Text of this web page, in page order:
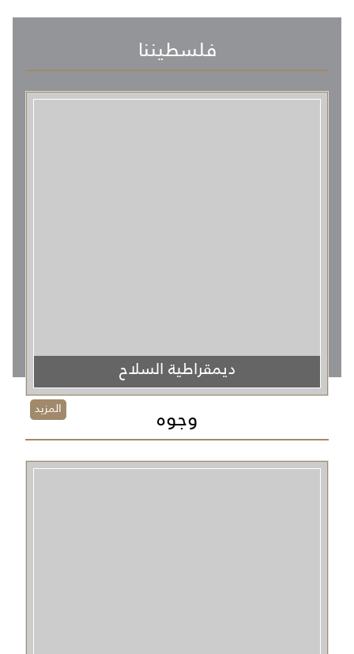
فلسطيننا
ديمقراطية السلاح
المزيد وجوه